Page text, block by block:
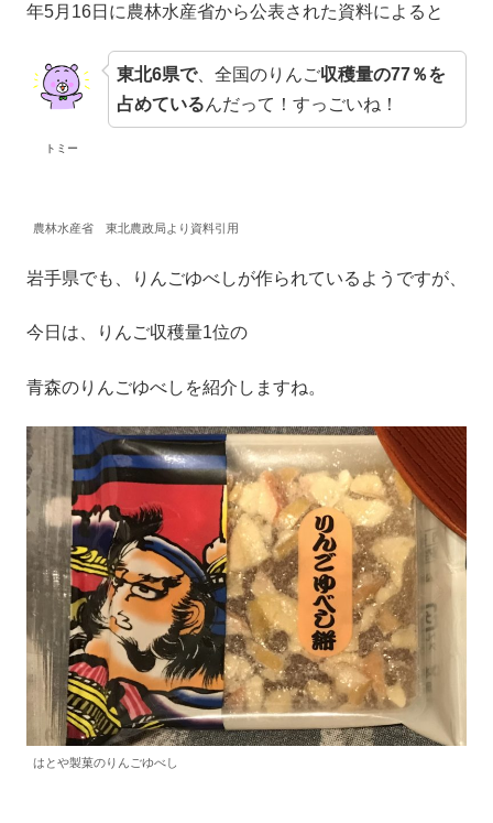
年5月16日に農林水産省から公表された資料によると
トミー
東北6県で、全国のりんご収穫量の77％を
占めているんだって！すっごいね！
農林水産省 東北農政局より資料引用
岩手県でも、りんごゆべしが作られているようですが、
今日は、りんご収穫量1位の
青森のりんごゆべしを紹介しますね。
はとや製菓のりんごゆべし